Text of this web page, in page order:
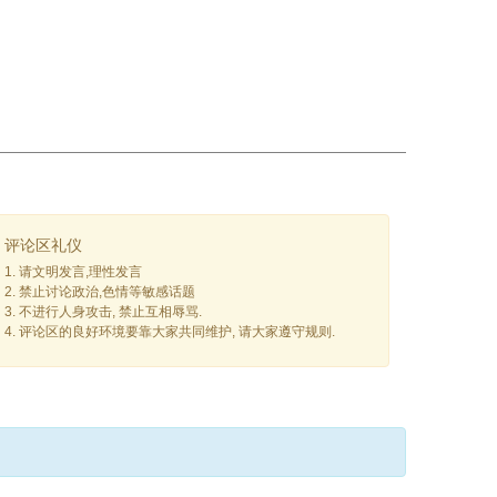
评论区礼仪
1. 请文明发言,理性发言
2. 禁止讨论政治,色情等敏感话题
3. 不进行人身攻击, 禁止互相辱骂.
4. 评论区的良好环境要靠大家共同维护, 请大家遵守规则.